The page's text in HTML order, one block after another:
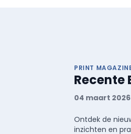
PRINT
Recente
04 maart 2026
Ontdek de
inzichten en